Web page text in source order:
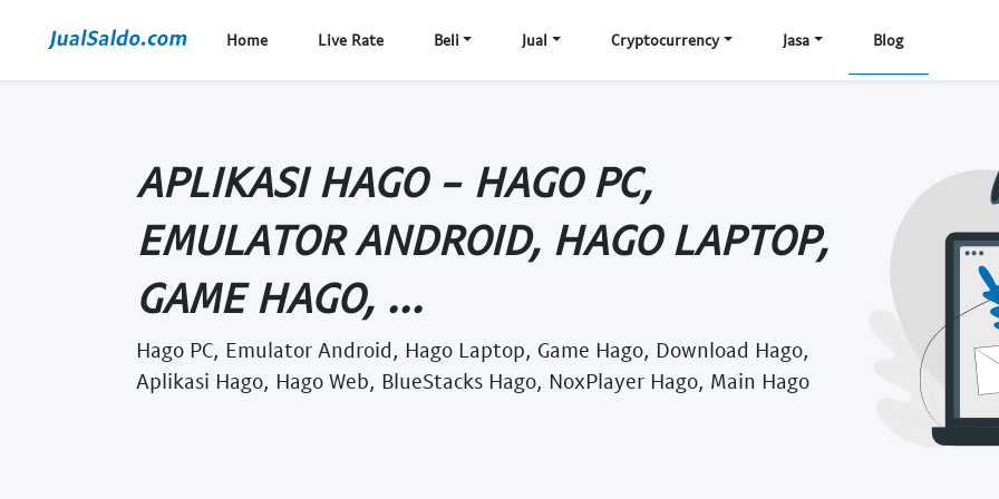
Home Live Rate Beli Jual Cryptocurrency Jasa Blog
APLIKASI HAGO - HAGO PC,
EMULATOR ANDROID, HAGO LAPTOP,
GAME HAGO, ...
Hago PC, Emulator Android, Hago Laptop, Game Hago, Download Hago,
Aplikasi Hago, Hago Web, BlueStacks Hago, NoxPlayer Hago, Main Hago